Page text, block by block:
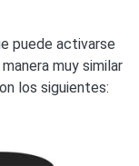
puede activarse
muy similar
los siguientes: